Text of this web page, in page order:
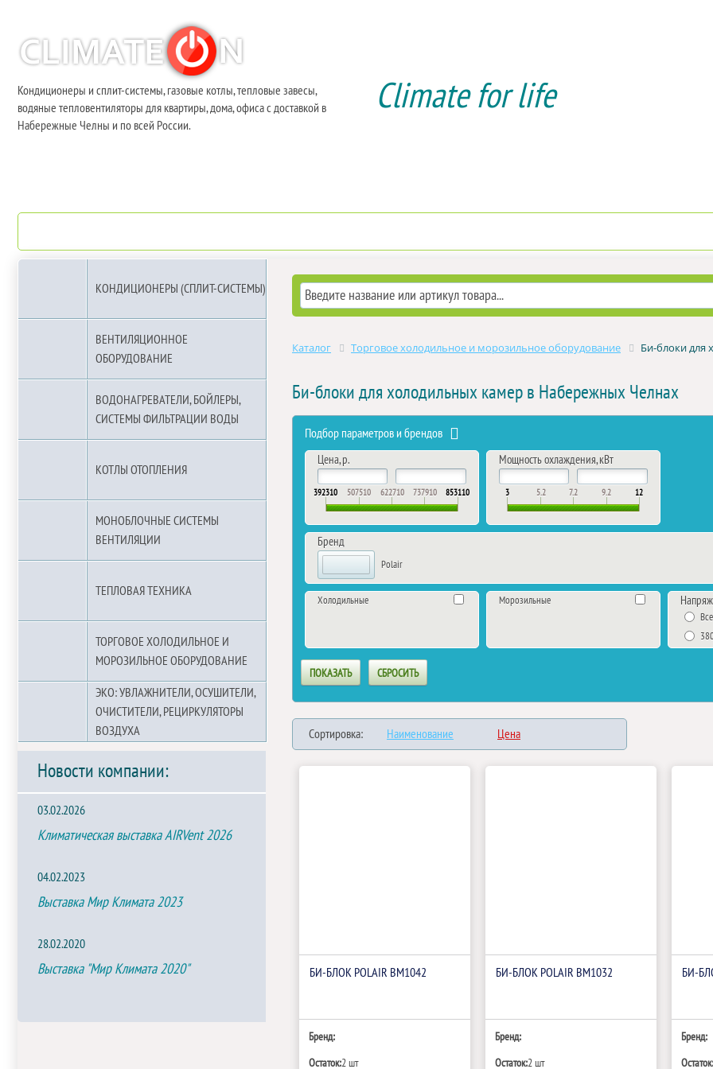
Кондиционеры и сплит-системы, газовые котлы, тепловые завесы,
водяные тепловентиляторы для квартиры, дома, офиса с доставкой в
Набережные Челны и по всей России.
Climate for life
КОНДИЦИОНЕРЫ (СПЛИТ-СИСТЕМЫ)
ВЕНТИЛЯЦИОННОЕ
ОБОРУДОВАНИЕ
ВОДОНАГРЕВАТЕЛИ, БОЙЛЕРЫ,
СИСТЕМЫ ФИЛЬТРАЦИИ ВОДЫ
КОТЛЫ ОТОПЛЕНИЯ
МОНОБЛОЧНЫЕ СИСТЕМЫ
ВЕНТИЛЯЦИИ
ТЕПЛОВАЯ ТЕХНИКА
ТОРГОВОЕ ХОЛОДИЛЬНОЕ И
МОРОЗИЛЬНОЕ ОБОРУДОВАНИЕ
ЭКО: УВЛАЖНИТЕЛИ, ОСУШИТЕЛИ,
ОЧИСТИТЕЛИ, РЕЦИРКУЛЯТОРЫ
ВОЗДУХА
Новости компании:
03.02.2026
Климатическая выставка AIRVent 2026
04.02.2023
Выставка Мир Климата 2023
28.02.2020
Выставка "Мир Климата 2020"
Каталог Торговое холодильное и морозильное оборудование Би-блоки для
Би-блоки для холодильных камер в Набережных Челнах
Подбор параметров и брендов
Цена, р.
392310 507510 622710 737910 853110
Мощность охлаждения, кВт
3 5.2 7.2 9.2 12
Бренд
Polair
Холодильные Морозильные
Все
Сортировка: Наименование Цена
БИ‑БЛОК POLAIR BM1042
Бренд:
Остаток:2 шт
БИ‑БЛОК POLAIR BM1032
Бренд:
Остаток:2 шт
Бренд:
Остаток: